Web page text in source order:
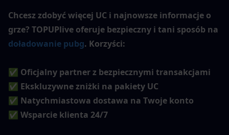
Chcesz zdobyć więcej UC i najnowsze informacje o
doładowanie pubg. Korzyści:
✅ Oficjalny partner z bezpiecznymi transakcjami
✅ Ekskluzywne zniżki na pakiety UC
✅ Natychmiastowa dostawa na Twoje konto
✅ Wsparcie klienta 24/7